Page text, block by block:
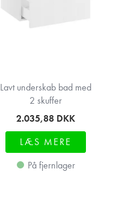
Lavt underskab bad med
2 skuffer
2.035,88 DKK
LÆS MERE
På fjernlager